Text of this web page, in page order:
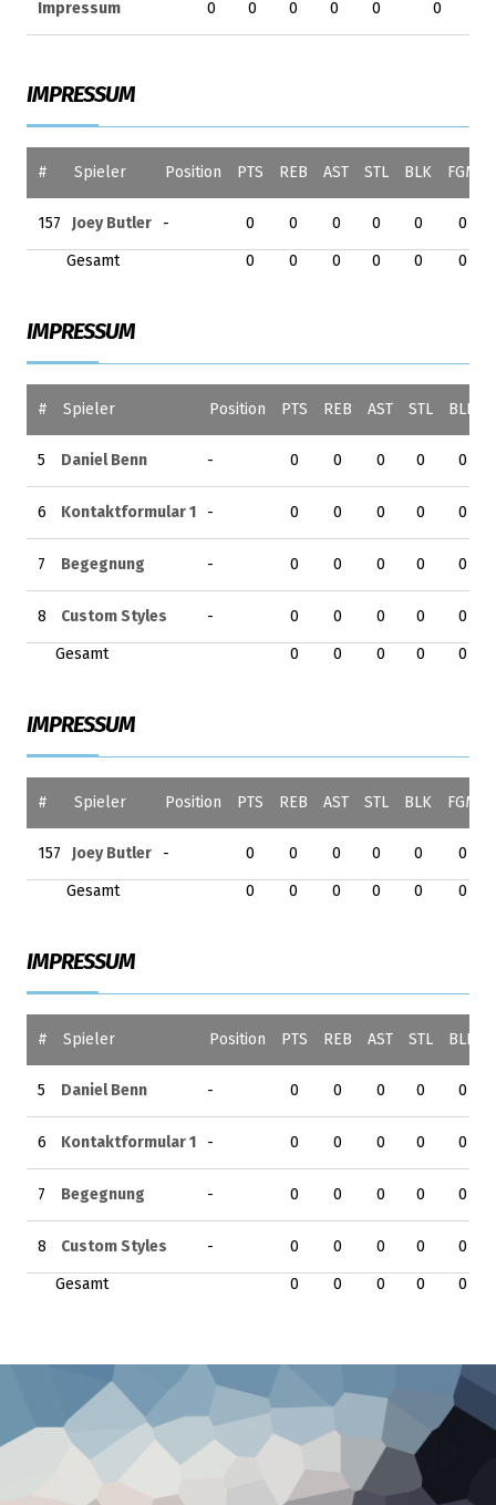
Impressum 0 0 0 0 0 0
IMPRESSUM
# Spieler Position PTS REB AST STL BLK FGM
157 Joey Butler - 0 0 0 0 0
0
Gesamt
0 0 0 0 0 0
IMPRESSUM
# Spieler Position PTS REB AST STL BLK
5 Daniel Benn - 0 0 0 0 0
6 Kontaktformular 1 - 0 0 0 0 0
7 Begegnung - 0 0 0 0 0
8 Custom Styles - 0 0 0 0
0
Gesamt
0 0 0 0 0
IMPRESSUM
# Spieler Position PTS REB AST STL BLK FGM
157 Joey Butler - 0 0 0 0 0
0
Gesamt
0 0 0 0 0 0
IMPRESSUM
# Spieler Position PTS REB AST STL BLK
5 Daniel Benn - 0 0 0 0 0
6 Kontaktformular 1 - 0 0 0 0 0
7 Begegnung - 0 0 0 0 0
8 Custom Styles - 0 0 0 0
0
Gesamt
0 0 0 0 0